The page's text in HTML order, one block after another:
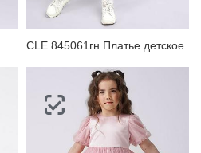
CLE 845061гн Платье детское